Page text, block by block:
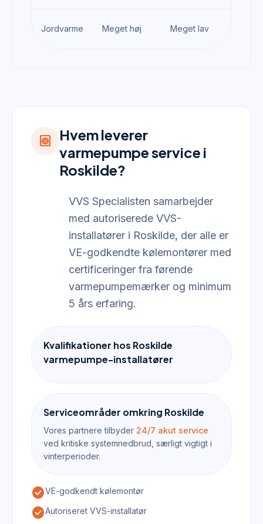
Jordvarme Meget høj Meget lav
heat_pump
Hvem leverer
varmepumpe service i
Roskilde?
VVS Specialisten samarbejder
med autoriserede VVS-
installatører i Roskilde, der alle er
VE-godkendte kølemontører med
certificeringer fra førende
varmepumpemærker og minimum
5 års erfaring.
Kvalifikationer hos Roskilde
varmepumpe-installatører
Serviceområder omkring Roskilde
Vores partnere tilbyder 24/7 akut service
ved kritiske systemnedbrud, særligt vigtigt i
vinterperioder.
check_circleVE-godkendt kølemontør
check_circleAutoriseret VVS-installatør